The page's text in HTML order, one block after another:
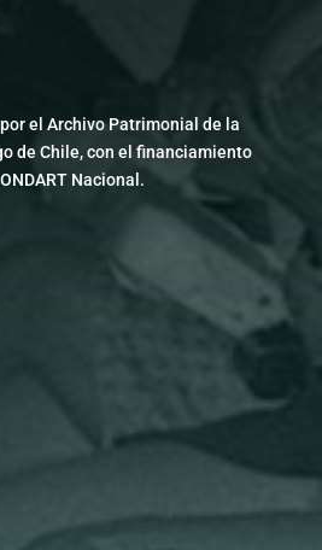
el Archivo Patrimonial de la
de Chile, con el financiamiento
Nacional.